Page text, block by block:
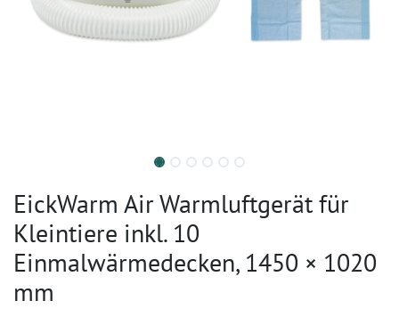
EickWarm Air Warmluftgerät für
Kleintiere inkl. 10
Einmalwärmedecken, 1450 × 1020
mm